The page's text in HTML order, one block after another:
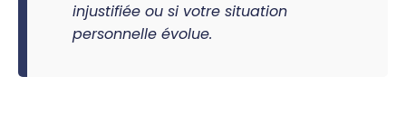
injustifiée ou si votre situation
personnelle évolue.